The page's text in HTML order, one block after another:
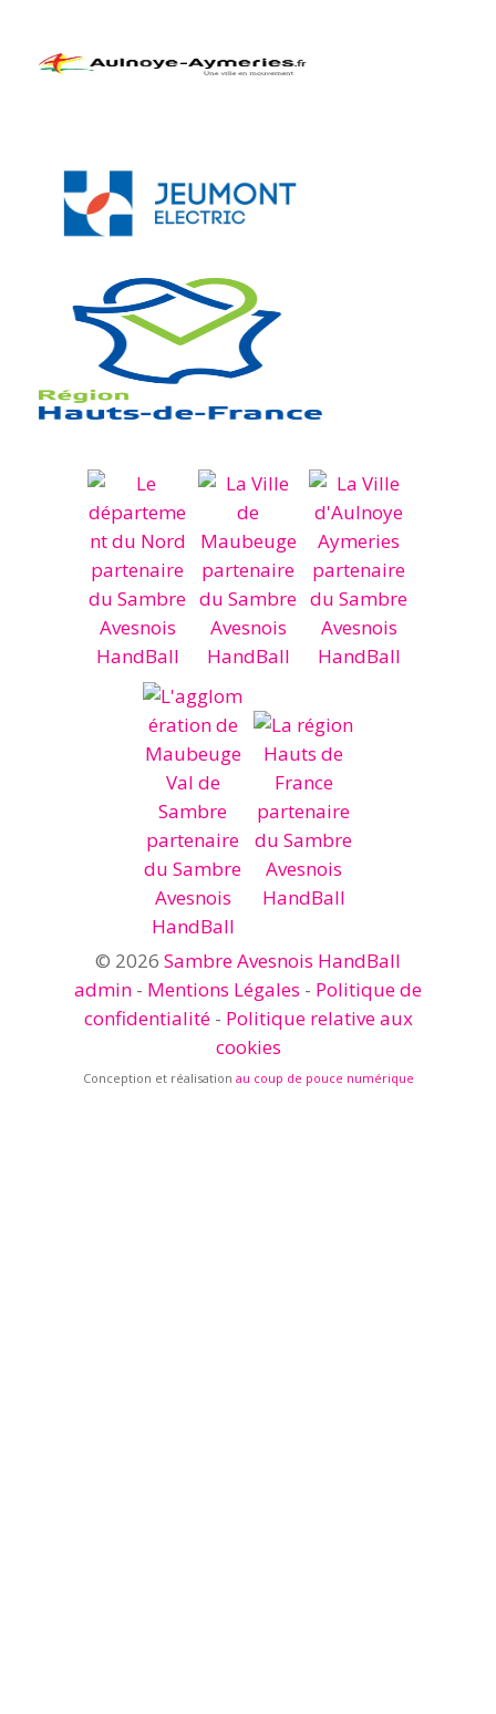
© 2026 Sambre Avesnois HandBall
admin - Mentions Légales - Politique de
confidentialité- Politique relative aux
cookies
Conception et réalisation au coup de pouce numérique